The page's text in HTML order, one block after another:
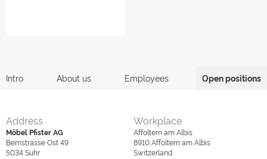
Intro About us Employees Open positions
Address
Möbel Pfister AG
Bernstrasse Ost 49
5034Suhr
Workplace
Affoltern am Albis
8910Affoltern am Albis
Switzerland